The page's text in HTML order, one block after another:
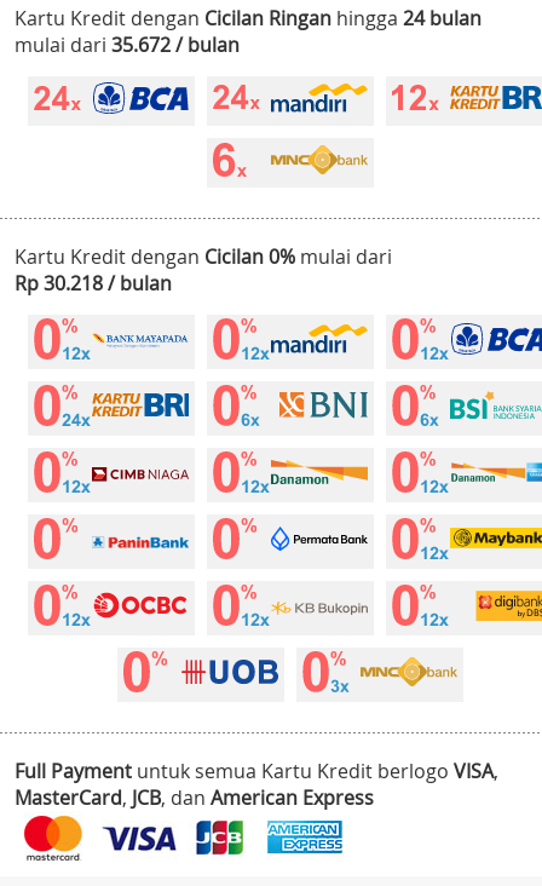
Kartu Kredit dengan Cicilan Ringan hingga 24 bulan
mulai dari 35.672 / bulan
Kartu Kredit dengan Cicilan 0% mulai dari
Rp 30.218 / bulan
Full Payment untuk semua Kartu Kredit berlogo VISA,
MasterCard, JCB, dan American Express